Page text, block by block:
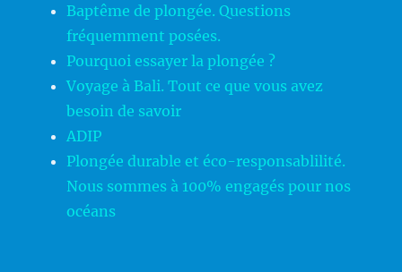
Baptême de plongée. Questions
fréquemment posées.
Pourquoi essayer la plongée ?
Voyage à Bali. Tout ce que vous avez
besoin de savoir
ADIP
Plongée durable et éco-responsablilité.
Nous sommes à 100% engagés pour nos
océans